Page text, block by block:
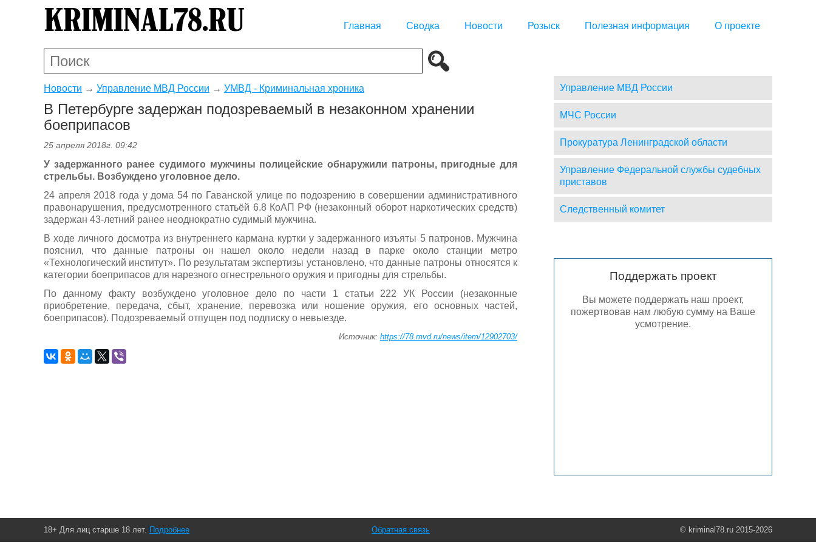
Главная Сводка Новости Розыск Полезная информация О проекте
Новости → Управление МВД России → УМВД - Криминальная хроника
В Петербурге задержан подозреваемый в незаконном хранении
боеприпасов
25 апреля 2018г. 09:42
У задержанного ранее судимого мужчины полицейские обнаружили патроны, пригодные для
стрельбы. Возбуждено уголовное дело.
24 апреля 2018 года у дома 54 по Гаванской улице по подозрению в совершении административного
правонарушения, предусмотренного статьёй 6.8 КоАП РФ (незаконный оборот наркотических средств)
задержан 43-летний ранее неоднократно судимый мужчина.
В ходе личного досмотра из внутреннего кармана куртки у задержанного изъяты 5 патронов. Мужчина
пояснил, что данные патроны он нашел около недели назад в парке около станции метро
«Технологический институт». По результатам экспертизы установлено, что данные патроны относятся к
категории боеприпасов для нарезного огнестрельного оружия и пригодны для стрельбы.
По данному факту возбуждено уголовное дело по части 1 статьи 222 УК России (незаконные
приобретение, передача, сбыт, хранение, перевозка или ношение оружия, его основных частей,
боеприпасов). Подозреваемый отпущен под подписку о невыезде.
Источник: https://78.mvd.ru/news/item/12902703/
Управление МВД России
МЧС России
Прокуратура Ленинградской области
Управление Федеральной службы судебных
приставов
Следственный комитет
Поддержать проект
Вы можете поддержать наш проект,
пожертвовав нам любую сумму на Ваше
усмотрение.
18+ Для лиц старше 18 лет. Подробнее © kriminal78.ru 2015-2026
Обратная связь